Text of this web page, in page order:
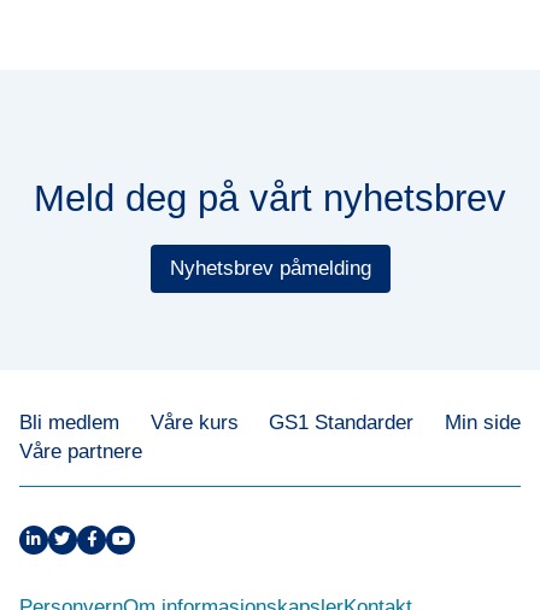
Meld deg på vårt nyhetsbrev
Nyhetsbrev påmelding
Bli medlem Våre kurs GS1 Standarder
Min side
Våre partnere